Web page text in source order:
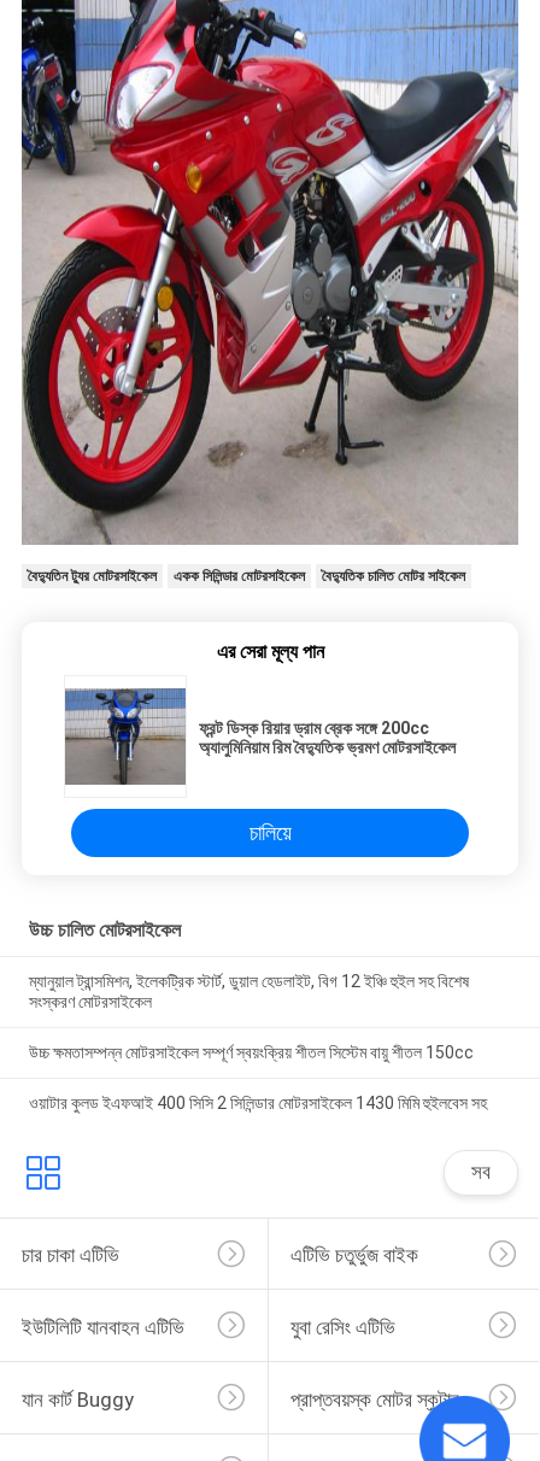
বৈদ্যুতিন ট্যুর মোটরসাইকেল একক সিলিন্ডার মোটরসাইকেল বৈদ্যুতিক চালিত মোটর সাইকেল
এর সেরা মূল্য পান
ফ্রন্ট ডিস্ক রিয়ার ড্রাম ব্রেক সঙ্গে 200cc
অ্যালুমিনিয়াম রিম বৈদ্যুতিক ভ্রমণ মোটরসাইকেল
চালিয়ে
উচ্চ চালিত মোটরসাইকেল
ম্যানুয়াল ট্রান্সমিশন, ইলেকট্রিক স্টার্ট, ডুয়াল হেডলাইট, বিগ 12 ইঞ্চি হুইল সহ বিশেষ
সংস্করণ মোটরসাইকেল
উচ্চ ক্ষমতাসম্পন্ন মোটরসাইকেল সম্পূর্ণ স্বয়ংক্রিয় শীতল সিস্টেম বায়ু শীতল 150cc
ওয়াটার কুলড ইএফআই 400 সিসি 2 সিলিন্ডার মোটরসাইকেল 1430 মিমি হুইলবেস সহ
সব
চার চাকা এটিভি এটিভি চতুর্ভুজ বাইক
ইউটিলিটি যানবাহন এটিভি যুবা রেসিং এটিভি
যান কার্ট Buggy প্রাপ্তবয়স্ক মোটর স্কুটার